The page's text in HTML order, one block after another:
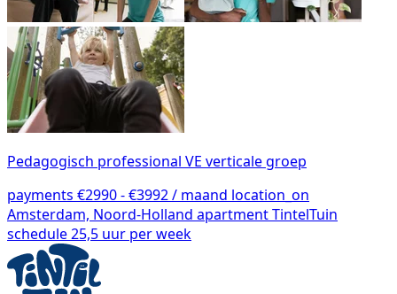
Pedagogisch professional VE verticale groep
payments €2990 - €3992 / maand location_on
Amsterdam, Noord-Holland apartmentTintelTuin
schedule25,5 uur per week